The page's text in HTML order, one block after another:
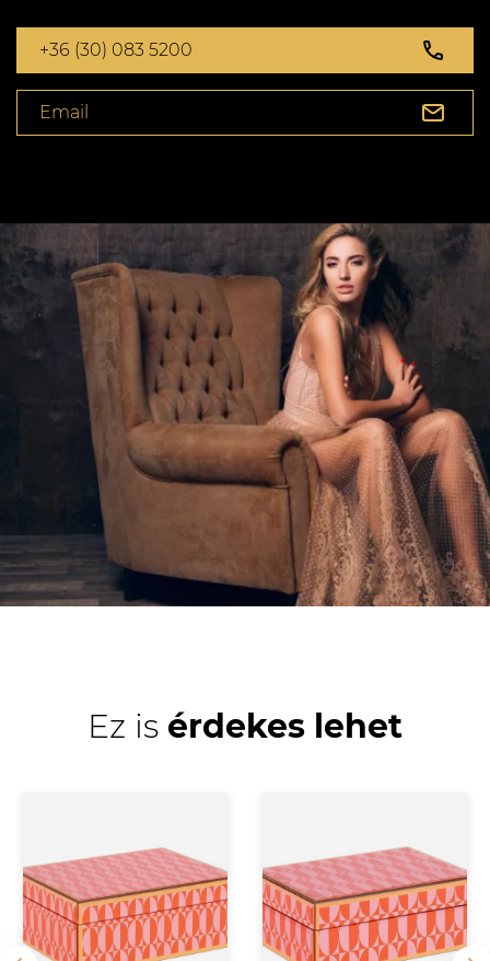
+36 (30) 083 5200
Email
Ez is érdekes lehet